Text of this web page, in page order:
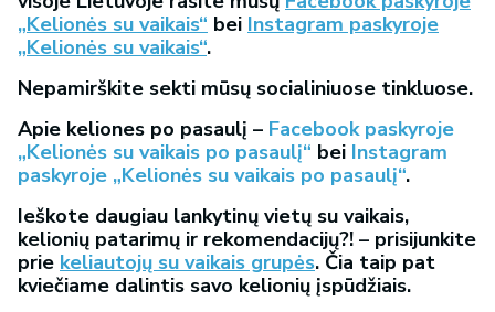
„Kelionės su vaikais“ bei Instagram paskyroje
„Kelionės su vaikais“.
Nepamirškite sekti mūsų socialiniuose tinkluose.
Apie keliones po pasaulį – Facebook paskyroje
„Kelionės su vaikais po pasaulį“ bei Instagram
paskyroje „Kelionės su vaikais po pasaulį“.
Ieškote daugiau lankytinų vietų su vaikais,
kelionių patarimų ir rekomendacijų?! – prisijunkite
prie keliautojų su vaikais grupės. Čia taip pat
kviečiame dalintis savo kelionių įspūdžiais.